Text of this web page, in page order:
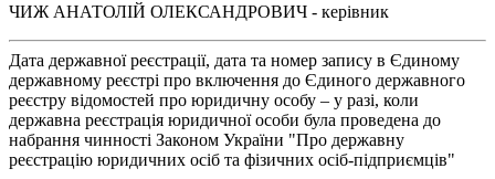
ЧИЖ АНАТОЛІЙ ОЛЕКСАНДРОВИЧ - керівник
Дата державної реєстрації, дата та номер запису в Єдиному
державному реєстрі про включення до Єдиного державного
реєстру відомостей про юридичну особу – у разі, коли
державна реєстрація юридичної особи була проведена до
набрання чинності Законом України "Про державну
реєстрацію юридичних осіб та фізичних осіб-підприємців"